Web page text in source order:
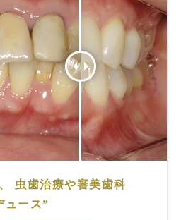
虫歯治療や審美歯科
ュース”